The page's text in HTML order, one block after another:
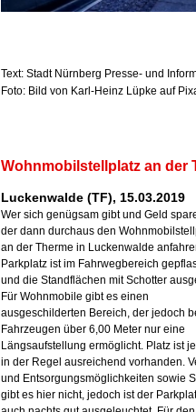
Text: Stadt Nürnberg Presse- und
Foto: Bild von Karl-Heinz Lüpke auf
Wohnmobilstellplatz an der
Luckenwalde (TF), 15.03.2019
Wer sich genügsam gibt und Geld
der dann durchaus den
an der Therme in Luckenwalde
Parkplatz ist im Fahrwegbereich
und die Standflächen mit Schotter
Für Wohnmobile gibt es einen
ausgeschilderten Bereich, der jedoch
Fahrzeugen über 6,00 Meter nur eine
Längsaufstellung ermöglicht. Platz ist
in der Regel ausreichend vorhanden.
und Entsorgungsmöglichkeiten sowie
gibt es hier nicht, jedoch ist der